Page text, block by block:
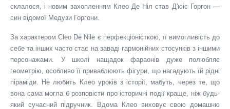
склалося, і новим захопленням Клео Де Ніл став Д'юіс Горгон —
син відомої Медузи Горгони.
За характером Cleo De Nile є перфекціоністкою, її вимогливість до
себе та інших часто стає на заваді гармонійних стосунків з іншими
персонажами. У школі нащадок фараонів дуже полюбляє
геометрію, особливо її приваблюють фігури, що нагадують їй рідні
піраміди. Не любить Клео уроків з історії, мабуть, через те, що
вона сама могла б розповісти про історичні події краще, ніж будь-
який сучасний підручник. Вдома Клео виховує свою домашню